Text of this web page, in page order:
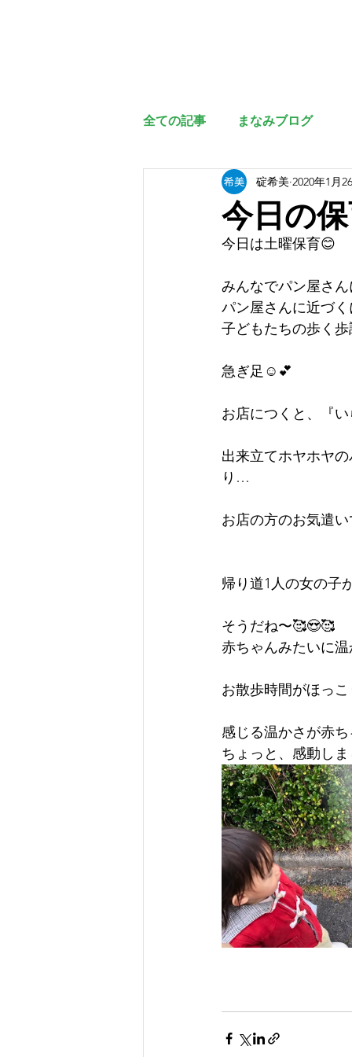
全ての記事 まなみブログ
今日の
碇希美 2020年1月
今日は土曜保育😊
みんなでパン屋さ
パン屋さんに近づ
子どもたちの歩く
急ぎ足☺️💕
お店につくと、『
出来立てホヤホヤ
り…
お店の方のお気遣
帰り道1人の女の子
そうだね〜🥰😍🥰
赤ちゃんみたいに
お散歩時間がほっ
感じる温かさが赤
ちょっと、感動し